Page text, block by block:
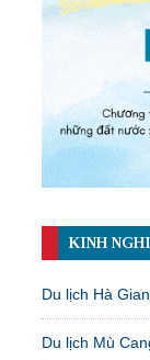
KINH
Du lịch Hà
Du lịch Mù